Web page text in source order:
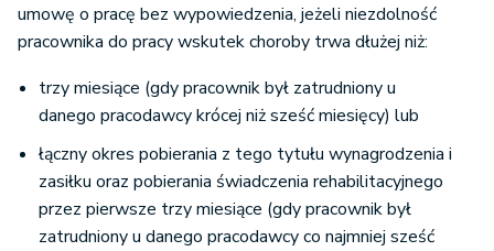
umowę o pracę bez wypowiedzenia, jeżeli niezdolność
pracownika do pracy wskutek choroby trwa dłużej niż:
trzy miesiące (gdy pracownik był zatrudniony u
danego pracodawcy krócej niż sześć miesięcy) lub
łączny okres pobierania z tego tytułu wynagrodzenia i
zasiłku oraz pobierania świadczenia rehabilitacyjnego
przez pierwsze trzy miesiące (gdy pracownik był
zatrudniony u danego pracodawcy co najmniej sześć